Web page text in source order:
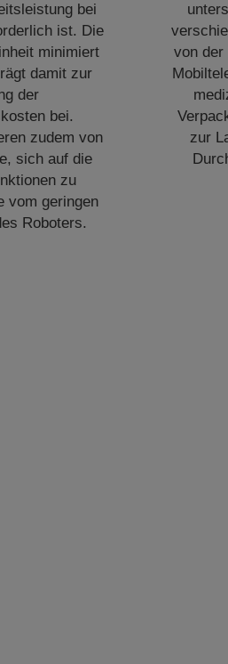
bei
ist. Die
minimiert
damit zur
der
bei.
zudem von
sich auf die
zu
vom geringen
Roboters.
von der
zur